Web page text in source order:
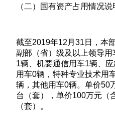
（二）国有资产占用情况说
截至2019年12月31日，本
副部（省）级及以上领导
1辆、机要通信用车1辆、
用车0辆，特种专业技术用
辆，其他用车0辆。单价50
台（套），单价100万元（
（套）。